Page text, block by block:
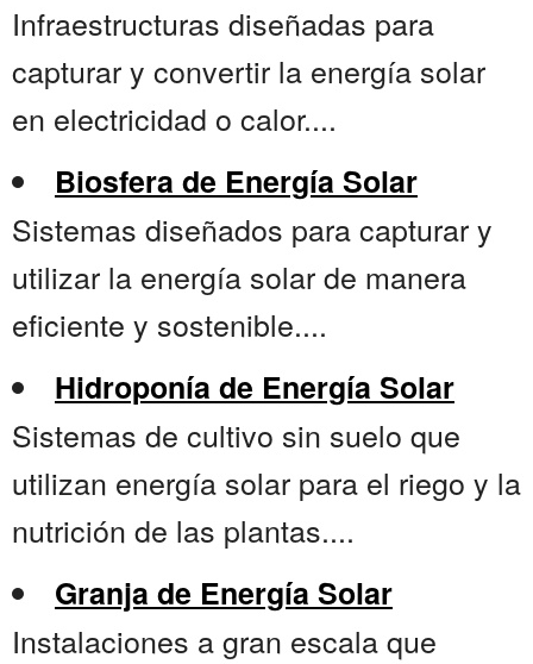
Infraestructuras diseñadas para
capturar y convertir la energía solar
en electricidad o calor....
Biosfera de Energía Solar
Sistemas diseñados para capturar y
utilizar la energía solar de manera
eficiente y sostenible....
Hidroponía de Energía Solar
Sistemas de cultivo sin suelo que
utilizan energía solar para el riego y la
nutrición de las plantas....
Granja de Energía Solar
Instalaciones a gran escala que